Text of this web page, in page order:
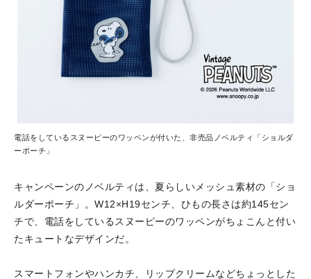
電話をしているスヌーピーのワッペンが付いた、非売品ノベルティ「ショルダ
ーポーチ」
キャンペーンのノベルティは、夏らしいメッシュ素材の「ショ
ルダーポーチ」。W12×H19センチ、ひもの長さは約145セン
チで、電話をしているスヌーピーのワッペンがちょこんと付い
たキュートなデザインだ。
スマートフォンやハンカチ、リップクリームなどちょっとした